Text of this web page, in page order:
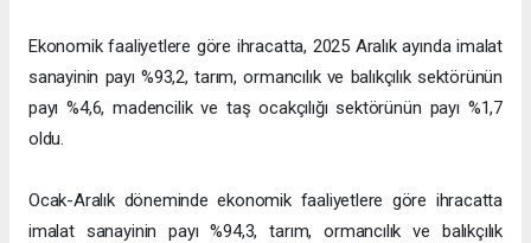
Ekonomik faaliyetlere göre ihracatta, 2025 Aralık ayında imalat
sanayinin payı %93,2, tarım, ormancılık ve balıkçılık sektörünün
payı %4,6, madencilik ve taş ocakçılığı sektörünün payı %1,7
oldu.
Ocak-Aralık döneminde ekonomik faaliyetlere göre ihracatta
imalat sanayinin payı %94,3, tarım, ormancılık ve balıkçılık